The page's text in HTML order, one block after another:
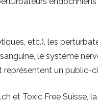
etc.), les
le système
un public-
et Toxic Free Suisse,